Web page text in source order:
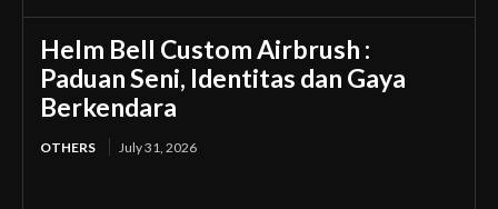
Helm Bell Custom Airbrush :
Paduan Seni, Identitas dan Gaya
Berkendara
OTHERS July 31, 2026